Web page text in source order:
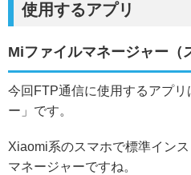
使用するアプリ
Miファイルマネージャー（
今回FTP通信に使用するアプ
ー」です。
Xiaomi系のスマホで標準イン
マネージャーですね。